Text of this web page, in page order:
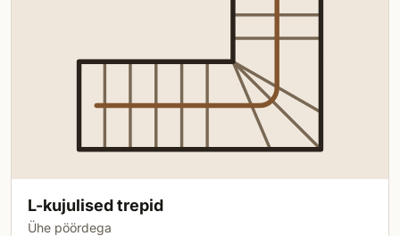
L-kujulised trepid
Ühe pöördega